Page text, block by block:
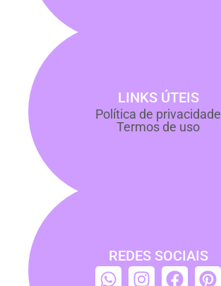
LINKS ÚTEIS
Política de privacidade
Termos de uso
REDES SOCIAIS